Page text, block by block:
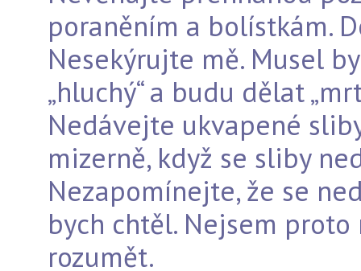
poraněním a bolístkám.
Nesekýrujte mě. Musel
„hluchý“ a budu dělat
Nedávejte ukvapené
mizerně, když se sliby
Nezapomínejte, že se
bych chtěl. Nejsem
rozumět.